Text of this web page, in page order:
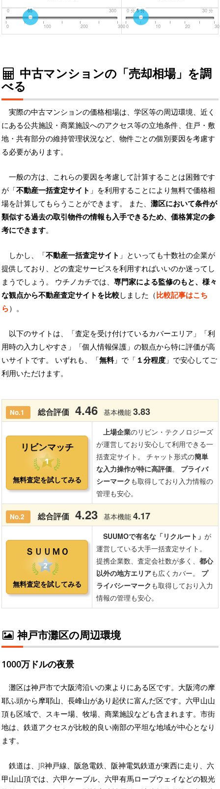
0 300
65
0 100 200 300
0分 30分
5分
0 10 20 30
中古マンションの「売却相場」を調
べる
実際の中古マンションの価格相場は、学区等の周辺環境、近く
にある公共施設・商業施設へのアクセス等の立地条件、住戸・敷
地・共有部分の維持管理状況など、物件ごとの個別要因を考慮す
る必要があります。
一般の方は、これらの要因を考慮して計算することは困難です
が「不動産一括査定サイト 」を利用することにより無料で価格相
場を計算してもらうことができます。 また、 灘区において条件が
類似する過去の取引物件の情報も入手できるため、価格算定の参
考にできます。
しかし、「不動産一括査定サイト 」といっても十数社の企業が
提供しており、どの査定サービスを利用すればいいのか迷ってし
まうでしょう。 ウチノカチでは、 専門家による監修のもと、様々
な観点から不動産査定サイトを比較しました（比較記事はこち
ら）。
以下のサイトは、「査定を受け付けているカバーエリア」「利
用時の入力しやすさ」「個人情報保護」の観点から特に評価が高
いサイトです。 いずれも、「無料」で「 １分程度 」で安心してご
利用いただけます。
神戸市灘区の周辺環境
1000万ドルの夜景
灘区は神戸市で大阪湾沿いの東よりにある区です。大阪湾の摩
耶ふ頭から摩耶山、長峰山があり起伏に富んだ区です。六甲山山
頂も区域で、スキー場、牧場、商業施設なども含まれます。市街
地は、鉄道アクセスが比較的良い南部の平坦な地域が中心となり
ます。
鉄道は、JR神戸線、阪急電鉄、阪神電気鉄道が東西に走り、六
甲山山頂では、六甲ケーブル、六甲有馬ロープウェイなどの観光